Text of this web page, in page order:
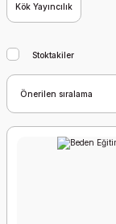
Kök Yayıncılık
Stoktakiler